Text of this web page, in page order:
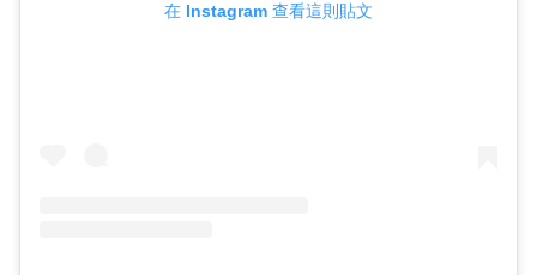
在 Instagram 查看這則貼文